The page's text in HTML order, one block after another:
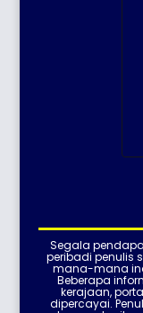
Segala
peribadi penulis
mana-mana
Beberapa
kerajaan,
dipercayai.